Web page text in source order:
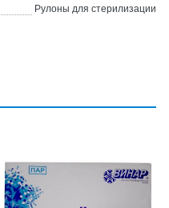
Рулоны для стерилизации